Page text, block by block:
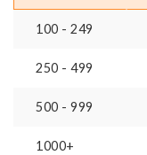
100 - 249
250 - 499
500 - 999
1000+